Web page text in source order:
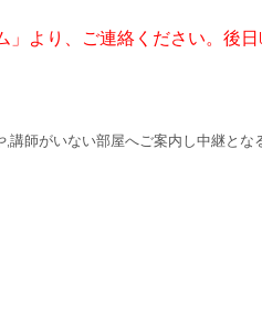
」より、ご連絡ください。後
師がいない部屋へご案内し中継とな